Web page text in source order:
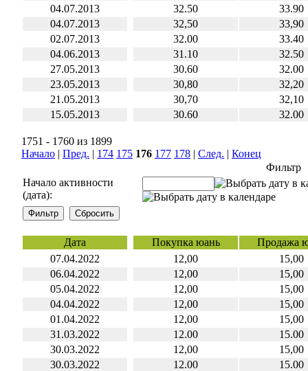
04.07.2013
32.50
33.90
04.07.2013
32,50
33,90
02.07.2013
32.00
33.40
04.06.2013
31.10
32.50
27.05.2013
30.60
32.00
23.05.2013
30,80
32,20
21.05.2013
30,70
32,10
15.05.2013
30.60 32.00
1751 - 1760 из 1899
Начало | Пред. | 174 175 176 177 178 | След. | Конец
Фильтр
Начало активности
(дата):
Дата Покупка юань
Продажа
07.04.2022
12,00
15,00
06.04.2022
12,00
15,00
05.04.2022
12,00
15,00
04.04.2022
12,00
15,00
01.04.2022
12,00
15,00
31.03.2022
12.00
15.00
30.03.2022
12,00
15,00
30.03.2022
12.00
15.00